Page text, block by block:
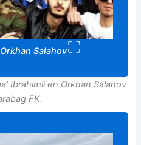
Salahov
Ibrahimli en Orkhan Salahov
FK.